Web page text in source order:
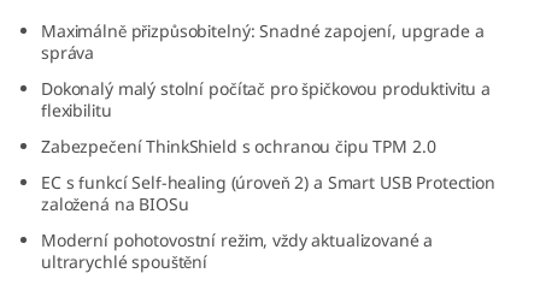
n
Maximálně přizpůsobitelný: Snadné zapojení, upgrade a
správa
Dokonalý malý stolní počítač pro špičkovou produktivitu a
flexibilitu
Zabezpečení ThinkShield s ochranou čipu TPM 2.0
EC s funkcí Self-healing (úroveň 2) a Smart USB Protection
založená na BIOSu
Moderní pohotovostní režim, vždy aktualizované a
ultrarychlé spouštění